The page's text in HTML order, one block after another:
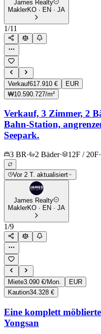
James Realty
MaklerKO · EN · JA
1/11
Verkauf617.910 €
EUR
₩10.590.727/m²
Verkauf, 3 Zimmer, 2
Bahn-Station,
Seepark.
3 BR· 2 Bäder· 12F / 20F·
Vor 2 T. aktualisiert
James Realty
MaklerKO · EN · JA
1/9
Miete3.090 €/Mon.
EUR
Kaution34.328 €
Eine komplett
Yongsan